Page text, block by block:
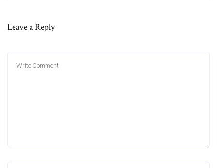
Leave a Reply